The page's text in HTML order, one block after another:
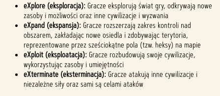
eXplore (eksploracja):Gracze eksplorują świat gry, odkrywają nowe
zasoby i możliwości oraz inne cywilizacje i wyzwania
eXpand (ekspansja):Gracze rozszerzają zakres kontroli nad
obszarem, zakładając nowe osiedla i zdobywając terytoria,
reprezentowane przez sześciokątne pola (tzw. heksy) na mapie
eXploit (eksploatacja):Gracze rozbudowują swoje cywilizacje,
wykorzystując zasoby i umiejętności
eXterminate (eksterminacja):Gracze atakują inne cywilizacje i
niezależne siły oraz sami są celami ataków